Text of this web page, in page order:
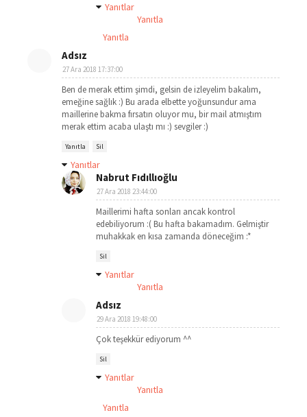
Yanıtlar
Yanıtla
Yanıtla
Adsız
27 Ara 2018 17:37:00
Ben de merak ettim şimdi, gelsin de izleyelim bakalım,
emeğine sağlık :) Bu arada elbette yoğunsundur ama
maillerine bakma fırsatın oluyor mu, bir mail atmıştım
merak ettim acaba ulaştı mı :) sevgiler :)
Yanıtla Sil
Yanıtlar
Nabrut Fıdıllıoğlu
27 Ara 2018 23:44:00
Maillerimi hafta sonları ancak kontrol
edebiliyorum :( Bu hafta bakamadım. Gelmiştir
muhakkak en kısa zamanda döneceğim :*
Sil
Yanıtlar
Yanıtla
Adsız
29 Ara 2018 19:48:00
Çok teşekkür ediyorum ^^
Sil
Yanıtlar
Yanıtla
Yanıtla